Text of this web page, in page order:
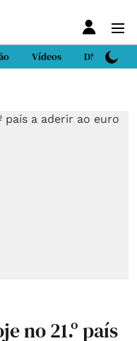
Vídeos DN Sport
no 21.º país